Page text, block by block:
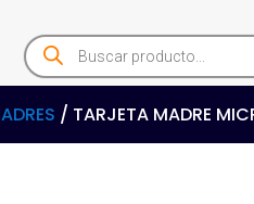
Products
search
/ TARJETA MADRE